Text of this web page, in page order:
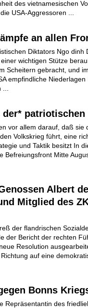
des vietnamesischen
USA-Aggressoren ...
an allen
Diktators Ngo dinh
wichtigen Stütze
Scheitern gebracht, und
empfindliche
der* patriotischen
vor allem darauf, daß sie
Volkskrieg führt, eine
und Taktik besitzt In
Befreiungsfront Mitte
Albert
Mitglied des
der flandrischen
der Bericht der rechten
Resolution
auf eine
Bonns
Repräsentantin des